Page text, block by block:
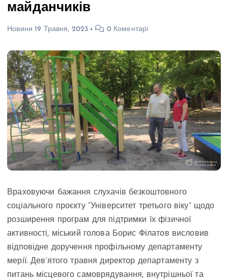
майданчиків
Новини 19 Травня, 2023 0 Коментарі
Враховуючи бажання слухачів безкоштовного
соціального проєкту “Університет третього віку” щодо
розширення програм для підтримки їх фізичної
активності, міський голова Борис Філатов висловив
відповідне доручення профільному департаменту
мерії. Дев’ятого травня директор департаменту з
питань місцевого самоврядування, внутрішньої та